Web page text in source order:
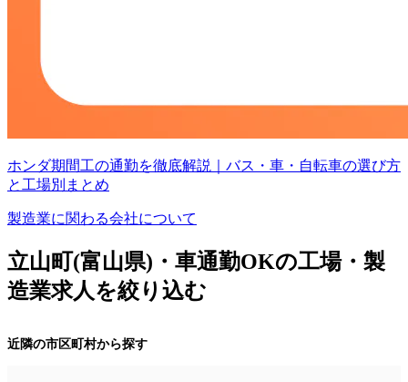
ホンダ期間工の通勤を徹底解説｜バス・車・自転車の選び方
と工場別まとめ
製造業に関わる会社について
立山町(富山県)・車通勤OKの工場・製
造業求人を絞り込む
近隣の市区町村から探す